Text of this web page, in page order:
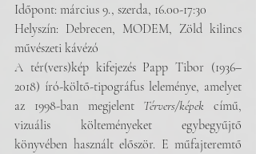
Időpont: március 9., szerda, 16.00-17:30
Helyszín: Debrecen, MODEM, Zöld kilincs
művészeti kávézó
A tér(vers)kép kifejezés Papp Tibor (1936–
2018) író-költő-tipográfus leleménye, amelyet
az 1998-ban megjelent Térvers/képek című,
vizuális költeményeket egybegyűjtő
könyvében használt először. E műfajteremtő